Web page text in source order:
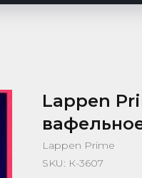
Lappen
Lappen Prime
SKU: К-3607